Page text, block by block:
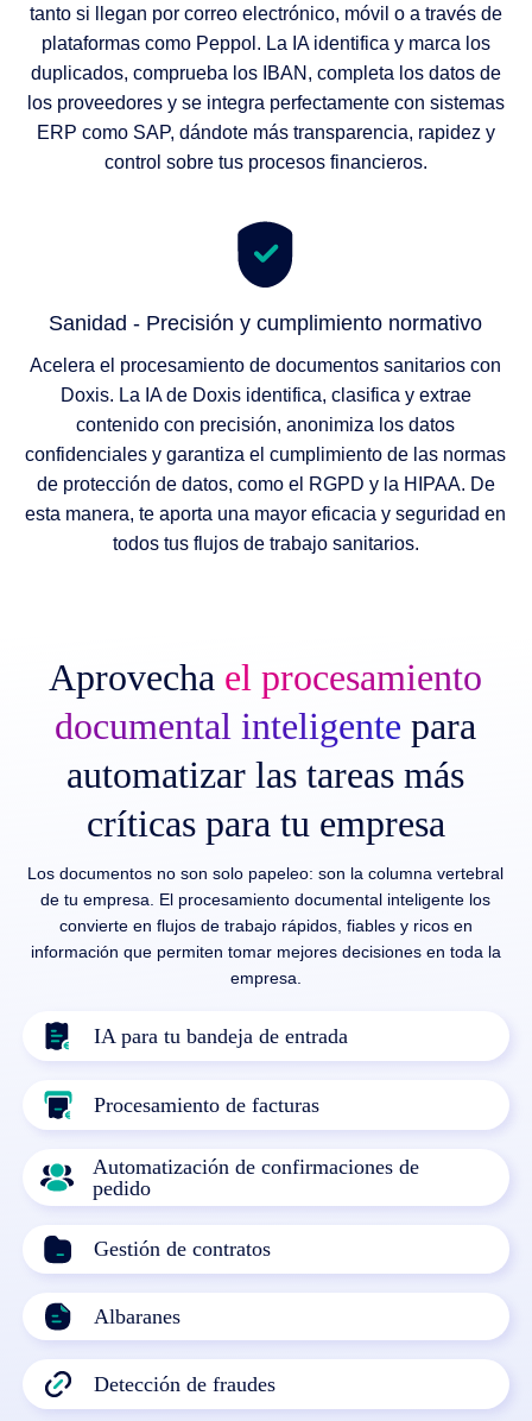
tanto si llegan por correo electrónico, móvil o a través de
plataformas como Peppol. La IA identifica y marca los
duplicados, comprueba los IBAN, completa los datos de
los proveedores y se integra perfectamente con sistemas
ERP como SAP, dándote más transparencia, rapidez y
control sobre tus procesos financieros.
Sanidad - Precisión y cumplimiento normativo
Acelera el procesamiento de documentos sanitarios con
Doxis. La IA de Doxis identifica, clasifica y extrae
contenido con precisión, anonimiza los datos
confidenciales y garantiza el cumplimiento de las normas
de protección de datos, como el RGPD y la HIPAA. De
esta manera, te aporta una mayor eficacia y seguridad en
todos tus flujos de trabajo sanitarios.
Aprovecha el procesamiento
documental inteligente para
automatizar las tareas más
críticas para tu empresa
Los documentos no son solo papeleo: son la columna vertebral
de tu empresa. El procesamiento documental inteligente los
convierte en flujos de trabajo rápidos, fiables y ricos en
información que permiten tomar mejores decisiones en toda la
empresa.
IA para tu bandeja de entrada
Procesamiento de facturas
Automatización de confirmaciones de
pedido
Gestión de contratos
Albaranes
Detección de fraudes